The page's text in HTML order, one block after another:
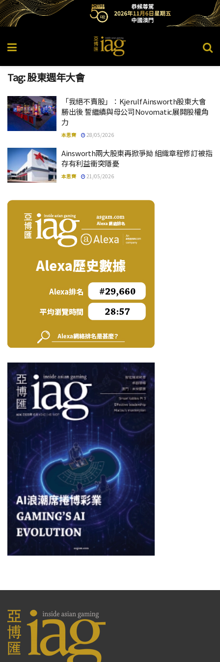
Tag:股東週年大會
「我絕不賣股」：Kjerulf Ainsworth股東大會
勝出後 誓繼續與母公司Novomatic展開股權角
力
本思齊 28/05/2026
Ainsworth兩大股東再掀爭拗 組織章程修訂被指
存有利益衝突隱憂
本思齊 21/05/2026